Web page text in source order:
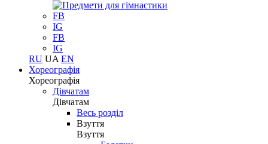
FB
IG
FB
IG
RU UA EN
Хореографія
Хореографія
Дівчатам
Дівчатам
Весь розділ
Взуття
Взуття